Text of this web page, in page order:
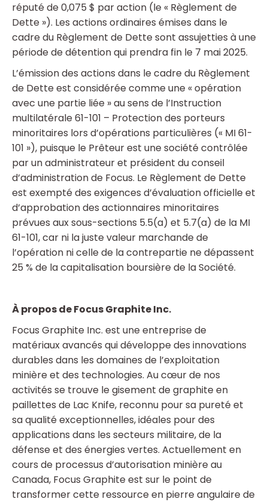
réputé de 0,075 $ par action (le « Règlement de
Dette »). Les actions ordinaires émises dans le
cadre du Règlement de Dette sont assujetties à une
période de détention qui prendra fin le 7 mai 2025.
L’émission des actions dans le cadre du Règlement
de Dette est considérée comme une « opération
avec une partie liée » au sens de l’Instruction
multilatérale 61-101 – Protection des porteurs
minoritaires lors d’opérations particulières (« MI 61-
101 »), puisque le Prêteur est une société contrôlée
par un administrateur et président du conseil
d’administration de Focus. Le Règlement de Dette
est exempté des exigences d’évaluation officielle et
d’approbation des actionnaires minoritaires
prévues aux sous-sections 5.5(a) et 5.7(a) de la MI
61-101, car ni la juste valeur marchande de
l’opération ni celle de la contrepartie ne dépassent
25 % de la capitalisation boursière de la Société.
À propos de Focus Graphite Inc.
Focus Graphite Inc. est une entreprise de
matériaux avancés qui développe des innovations
durables dans les domaines de l’exploitation
minière et des technologies. Au cœur de nos
activités se trouve le gisement de graphite en
paillettes de Lac Knife, reconnu pour sa pureté et
sa qualité exceptionnelles, idéales pour des
applications dans les secteurs militaire, de la
défense et des énergies vertes. Actuellement en
cours de processus d’autorisation minière au
Canada, Focus Graphite est sur le point de
transformer cette ressource en pierre angulaire de